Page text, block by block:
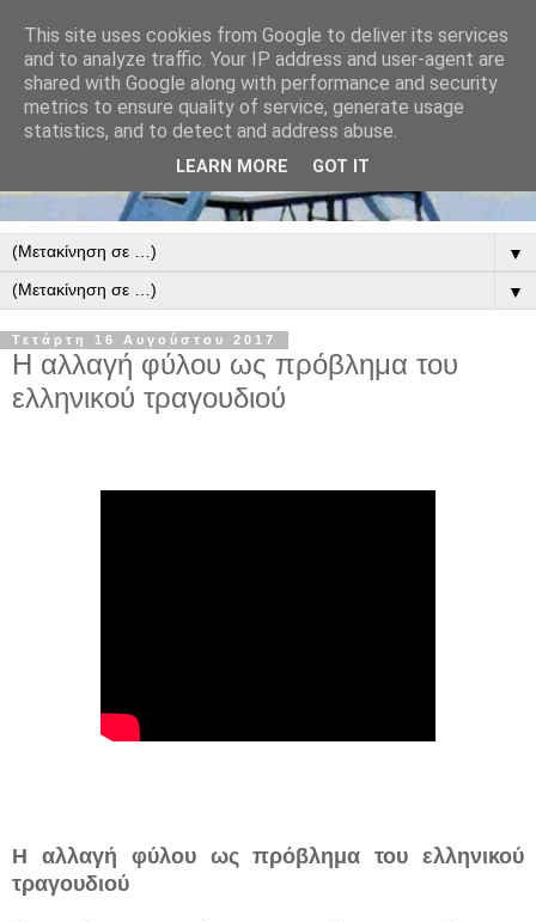
▼
▼
Τετάρτη 16 Αυγούστου 2017
Η αλλαγή φύλου ως πρόβλημα του
ελληνικού τραγουδιού
Η αλλαγή φύλου ως πρόβλημα του ελληνικού
τραγουδιού
This site uses cookies from Google to deliver its services
and to analyze traffic. Your IP address and user-agent are
shared with Google along with performance and security
metrics to ensure quality of service, generate usage
statistics, and to detect and address abuse.
LEARN MORE GOT IT